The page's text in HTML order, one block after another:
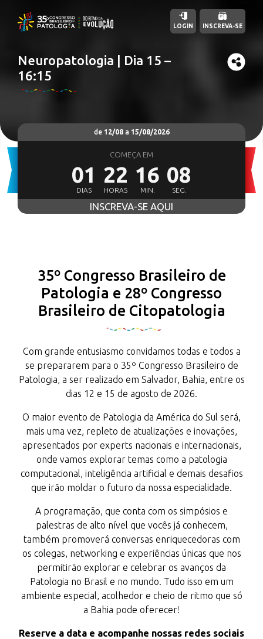
Neuropatologia | Dia 15 –
16:15
LOGIN INSCREVA-SE
de 12/08a 15/08/2026
COMEÇA EM
01
DIAS
22
HORAS
16
MIN.
07
SEG.
INSCREVA-SE AQUI
35º Congresso Brasileiro de
Patologia e 28º Congresso
Brasileiro de Citopatologia
Com grande entusiasmo convidamos todas e todos a
se prepararem para o 35º Congresso Brasileiro de
Patologia, a ser realizado em Salvador, Bahia, entre os
dias 12 e 15 de agosto de 2026.
O maior evento de Patologia da América do Sul será,
mais uma vez, repleto de atualizações e inovações,
apresentados por experts nacionais e internacionais,
onde vamos explorar temas como a patologia
computacional, inteligência artificial e demais desafios
que irão moldar o futuro da nossa especialidade.
A programação, que conta com os simpósios e
palestras de alto nível que vocês já conhecem,
também promoverá conversas enriquecedoras com
os colegas, networking e experiências únicas que nos
permitirão explorar e celebrar os avanços da
Patologia no Brasil e no mundo. Tudo isso em um
ambiente especial, acolhedor e cheio de ritmo que só
a Bahia pode oferecer!
Reserve a data e acompanhe nossas redes sociais